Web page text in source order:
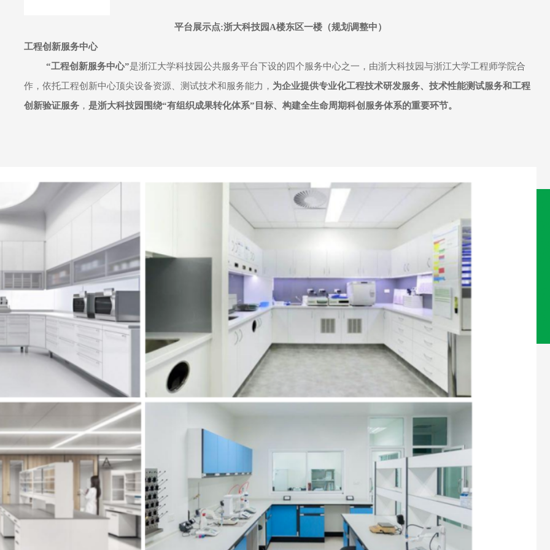
平台展示点:浙大科技园A楼东区一楼（规划调整中）
工程创新服务中心
“工程创新服务中心”是浙江大学科技园公共服务平台下设的四个服务中心之一，由浙大科技园与浙江大学工程师学院合
作，依托工程创新中心顶尖设备资源、测试技术和服务能力， 为企业提供专业化工程技术研发服务、技术性能测试服务和工程
创新验证服务 ， 是浙大科技园围绕“有组织成果转化体系”目标、构建全生命周期科创服务体系的重要环节。